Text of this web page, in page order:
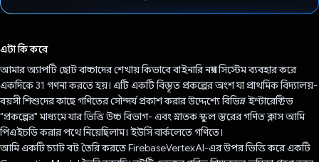
এটা কি করে
আমার অ্যাপটি ছোট বাচ্চাদের শেখায় কিভাবে বাইনারি নম্বর সিস্টেম ব্যবহার করে
একদিকে 31 গণনা করতে হয়। এটি একটি বিস্তৃত প্রকল্পের অংশ যা প্রাথমিক বিদ্যালয়-
বয়সী শিশুদের কাছে গণিতের সৌন্দর্য প্রকাশ করার উদ্দেশ্যে বিভিন্ন ইন্টারেক্টিভ
"প্রকল্পের" মাধ্যমে যার ভিত্তি উচ্চ বিভাগ- এবং স্নাতক স্কুল স্তরের গণিত ক্লাস আমি
পিএইচডি করার পথে নিয়েছিলাম। ইউসি বার্কলেতে গণিতে।
আমি একটি চ্যাট বট তৈরি করতে FirebaseVertexAI-এর উপর ভিত্তি করে একটি